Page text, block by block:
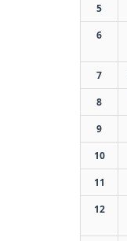
5
6
7
8
9
10
11
12